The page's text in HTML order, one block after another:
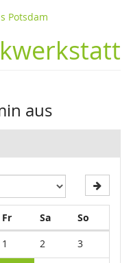
Potsdam
aus
FrFreitagSaSamstag
So
1 2 3